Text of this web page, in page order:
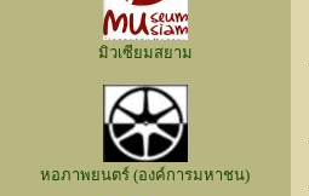
มิวเซียมสยาม
หอภาพยนตร์ (องค์การมหาชน)